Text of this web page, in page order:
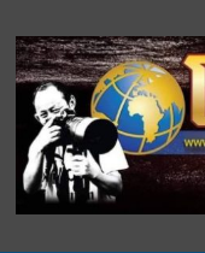
to
content